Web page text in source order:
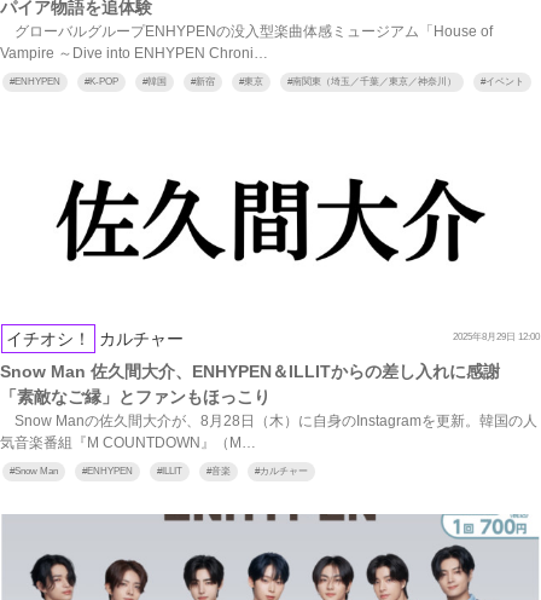
パイア物語を追体験
グローバルグループENHYPENの没入型楽曲体感ミュージアム「House of
Vampire ～Dive into ENHYPEN Chroni…
#ENHYPEN #K-POP #韓国 #新宿 #東京 #南関東（埼玉／千葉／東京／神奈川） #イベント
イチオシ！ カルチャー 2025年8月29日 12:00
Snow Man 佐久間大介、ENHYPEN＆ILLITからの差し入れに感謝
「素敵なご縁」とファンもほっこり
Snow Manの佐久間大介が、8月28日（木）に自身のInstagramを更新。韓国の人
気音楽番組『M COUNTDOWN』（M…
#Snow Man #ENHYPEN #ILLIT #音楽 #カルチャー